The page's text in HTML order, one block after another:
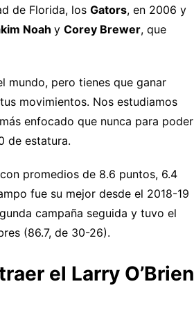
de Florida, los Gators, en 2006 y
Noah y Corey Brewer, que
mundo, pero tienes que ganar
movimientos. Nos estudiamos
enfocado que nunca para poder
de estatura.
promedios de 8.6 puntos, 6.4
fue su mejor desde el 2018-19
campaña seguida y tuvo el
(86.7, de 30-26).
el Larry O’Brien